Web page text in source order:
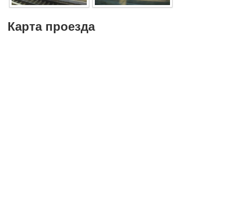
Карта проезда